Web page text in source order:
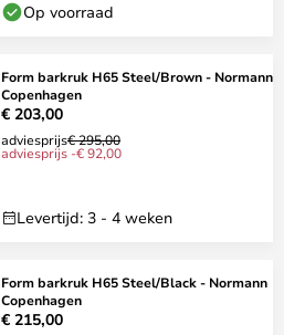
Op voorraad
Form barkruk H65 Steel/Brown - Normann
Copenhagen
€ 203,00
adviesprijs€ 295,00
adviesprijs -€ 92,00
Levertijd: 3 - 4 weken
Form barkruk H65 Steel/Black - Normann
Copenhagen
€ 215,00